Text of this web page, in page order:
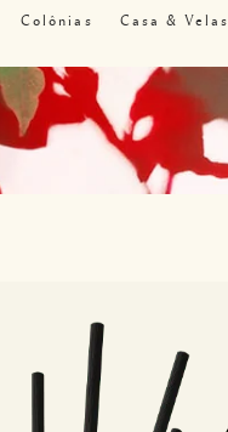
Colônias Casa & Velas